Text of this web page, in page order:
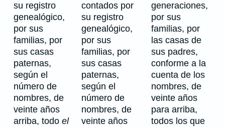
su registro
genealógico,
por sus
familias, por
sus casas
paternas,
según el
número de
nombres, de
veinte años
arriba, todo el
contados por
su registro
genealógico,
por sus
familias, por
sus casas
paternas,
según el
número de
nombres, de
veinte años
generaciones,
por sus
familias, por
las casas de
sus padres,
conforme a la
cuenta de los
nombres, de
veinte años
para arriba,
todos los que